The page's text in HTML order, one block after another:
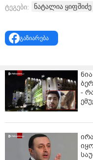
პრობლემები ჰქონდა.
ტეგები: ნატალია ყიფშიძე
გაზიარება
-